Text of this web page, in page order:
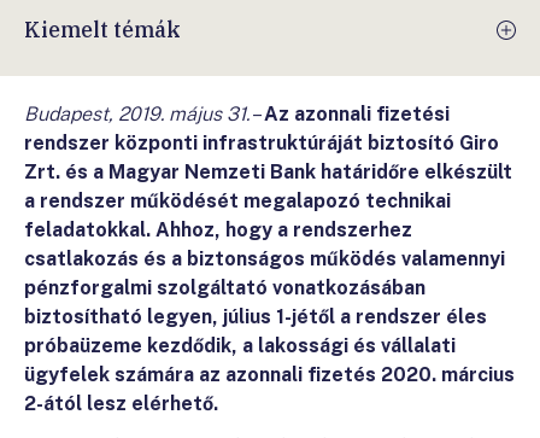
Kiemelt témák
Budapest, 2019. május 31.–Az azonnali fizetési
rendszer központi infrastruktúráját biztosító Giro
Zrt. és a Magyar Nemzeti Bank határidőre elkészült
a rendszer működését megalapozó technikai
feladatokkal. Ahhoz, hogy a rendszerhez
csatlakozás és a biztonságos működés valamennyi
pénzforgalmi szolgáltató vonatkozásában
biztosítható legyen, július 1-jétől a rendszer éles
próbaüzeme kezdődik, a lakossági és vállalati
ügyfelek számára az azonnali fizetés 2020. március
2-ától lesz elérhető.